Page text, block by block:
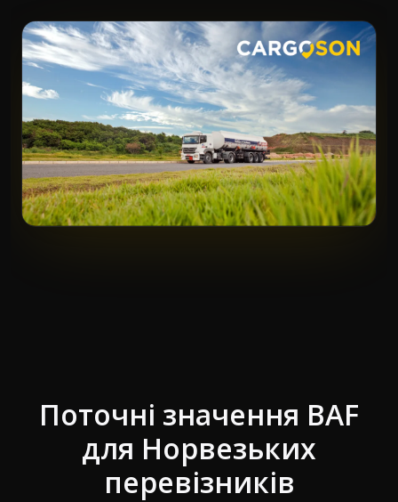
Поточні значення BAF
для Норвезьких
перевізників